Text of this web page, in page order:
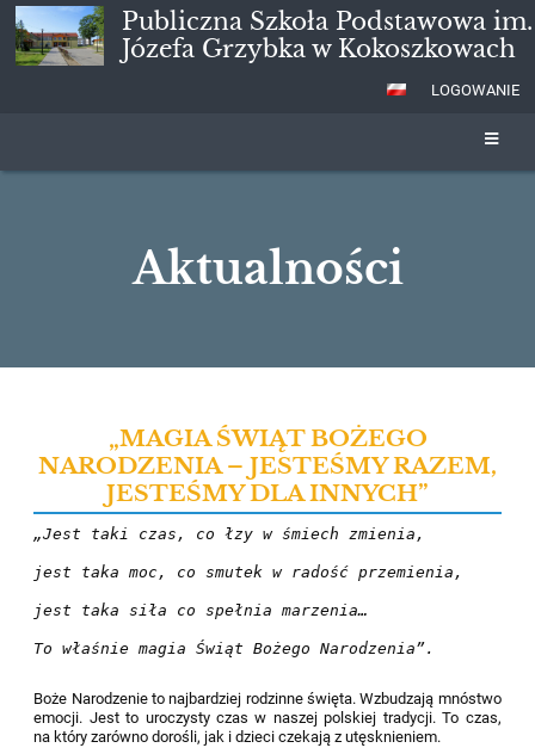
Publiczna Szkoła Podstawowa im.
Józefa Grzybka w Kokoszkowach
LOGOWANIE
Aktualności
„MAGIA ŚWIĄT BOŻEGO
NARODZENIA – JESTEŚMY RAZEM,
JESTEŚMY DLA INNYCH”
„Jest taki czas, co łzy w śmiech zmienia,
jest taka moc, co smutek w radość przemienia,
jest taka siła co spełnia marzenia…
To właśnie magia Świąt Bożego Narodzenia”.
Boże Narodzenie to najbardziej rodzinne święta. Wzbudzają mnóstwo
emocji. Jest to uroczysty czas w naszej polskiej tradycji. To czas,
na który zarówno dorośli, jak i dzieci czekają z utęsknieniem.